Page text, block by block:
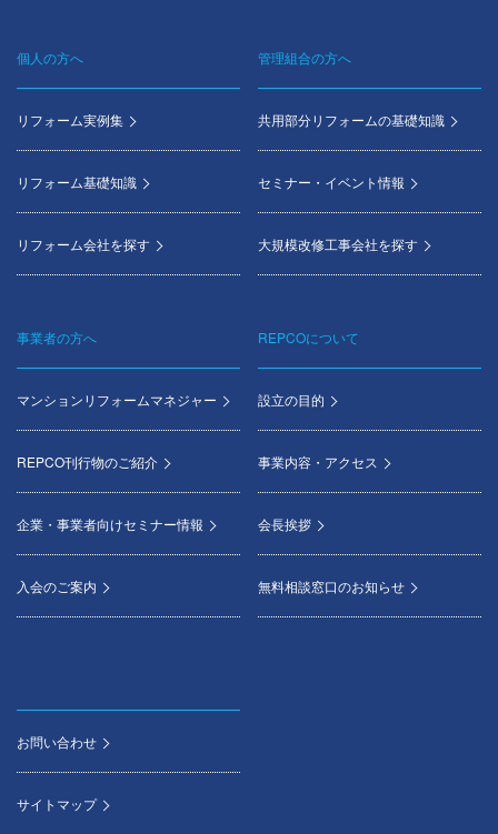
Footer
menu
個人の方へ
リフォーム実例集
リフォーム基礎知識
リフォーム会社を探す
管理組合の方へ
共用部分リフォームの基礎知識
セミナー・イベント情報
大規模改修工事会社を探す
事業者の方へ
マンションリフォームマネジャー
REPCO刊行物のご紹介
企業・事業者向けセミナー情報
入会のご案内
REPCOについて
設立の目的
事業内容・アクセス
会長挨拶
無料相談窓口のお知らせ
お問い合わせ
サイトマップ